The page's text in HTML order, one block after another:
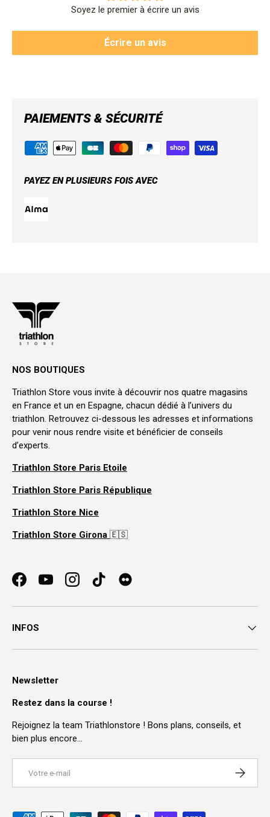
Soyez le premier à écrire un avis
Écrire un avis
PAIEMENTS & SÉCURITÉ
PAYEZ EN PLUSIEURS FOIS AVEC
NOS BOUTIQUES
Triathlon Store vous invite à découvrir nos quatre magasins
en France et un en Espagne, chacun dédié à l’univers du
triathlon. Retrouvez ci-dessous les adresses et informations
pour venir nous rendre visite et bénéficier de conseils
d’experts.
Triathlon Store Paris Etoile
Triathlon Store Paris République
Triathlon Store Nice
Triathlon Store Girona 🇪🇸
FacebookYouTubeInstagramTikTok
INFOS
Newsletter
Restez dans la course !
Rejoignez la team Triathlonstore ! Bons plans, conseils, et
bien plus encore…